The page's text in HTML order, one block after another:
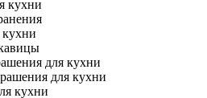
кухни
для кухни
для кухни
кухни